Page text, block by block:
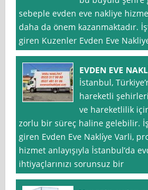
sebeple evden eve nakliye
daha da önem kazanmaktadır.
giren Kuzenler Evden Eve
EVDEN EVE
İstanbul,
hareketli
ve hareketlilik
zorlu bir süreç haline gelebilir.
giren Evden Eve Nakli̇ye Varli,
hizmet anlayışıyla İstanbul’da
ihtiyaçlarınızı sorunsuz bir